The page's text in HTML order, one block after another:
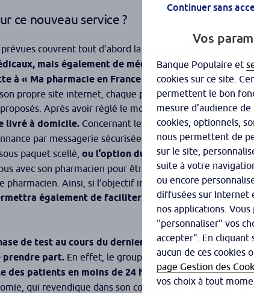
ce nouveau service ?
prévues couvrent tout d’abord la commande en ligne
mais également de médicaments de
à « Ma pharmacie en France » et choisit l’officine
son propre site internet, chaque pharmacie bénéficiera
Après avoir réglé le montant de son panier, le
livré à domicile. Concernant les médicaments de
par messagerie sécurisée.
La livraison à son
paquet scellé, ou l’option du Click & Collectlui
avec son pharmacien pour être vacciné, réaliser un
pharmacien. Ainsi, si l’objectif initial est de défendre la
également de faciliter le dialogue entre le
de test au cours du dernier trimestre 2024 pour
prendre part. En effet, le groupe planche actuellement
des patients en moins de 24 heures.Une thématique
qui revendique dans son communiqué de presse
Continuer sans
Vos
Banque Populaire et
cookies sur ce site.
permettent le bon
mesure d'audience
cookies, optionnels,
nous permettent de
sur le site,
suite à votre
ou encore
diffusées sur Internet
nos applications.
"personnaliser" vos
accepter". En cliquant
aucun de ces cookies
page Gestion des
vos choix à tout